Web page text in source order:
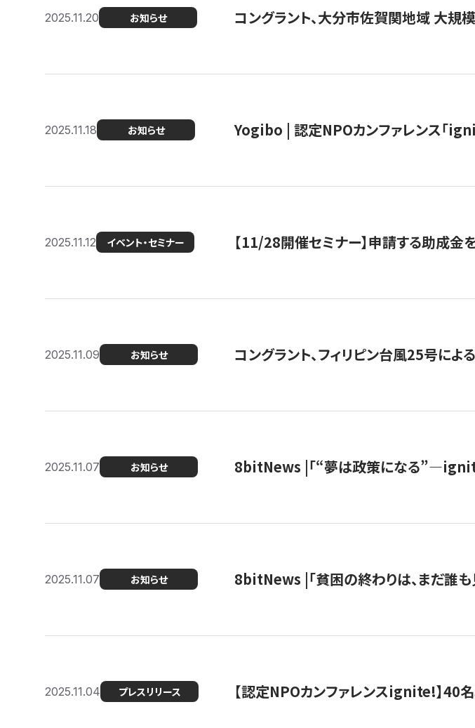
2025.11.20 お知らせ コングラント、大分市佐賀関地域 大規
2025.11.18 お知らせ Yogibo | 認定NPOカンファレンス「
2025.11.12 イベント・セミナー 【11/28開催セミナー】申請する助成金
2025.11.09 お知らせ コングラント、フィリピン台風25号に
2025.11.07 お知らせ 8bitNews |「“夢は政策になる
2025.11.07 お知らせ 8bitNews |「貧困の終わりは、まだ誰
2025.11.04 プレスリリース 【認定NPOカンファレンスignite!】40